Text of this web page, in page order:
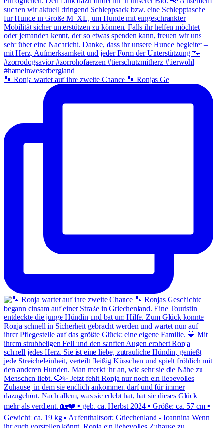
🐾 Ronja wartet auf ihre zweite Chance 🐾 Ronjas Ge